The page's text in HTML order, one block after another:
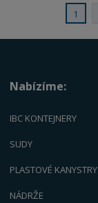
1
Nabízíme:
IBC KONTEJNERY
SUDY
PLASTOVÉ KANYSTRY
NÁDRŽE